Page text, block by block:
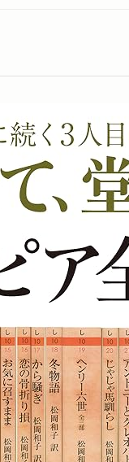
ました。「（そ
」
：鴻巣友季子さん
松岡和子さん万感
談が掲載されまし
化賞の人々／下 企
）